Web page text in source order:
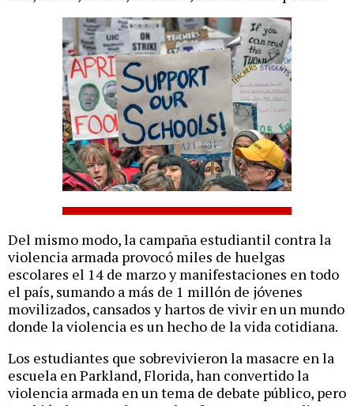
Del mismo modo, la campaña estudiantil contra la
violencia armada provocó miles de huelgas
escolares el 14 de marzo y manifestaciones en todo
el país, sumando a más de 1 millón de jóvenes
movilizados, cansados y hartos de vivir en un mundo
donde la violencia es un hecho de la vida cotidiana.
Los estudiantes que sobrevivieron la masacre en la
escuela en Parkland, Florida, han convertido la
violencia armada en un tema de debate público, pero